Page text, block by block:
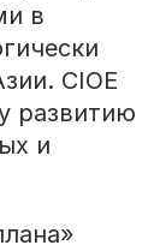
в
CIOE
развитию
и